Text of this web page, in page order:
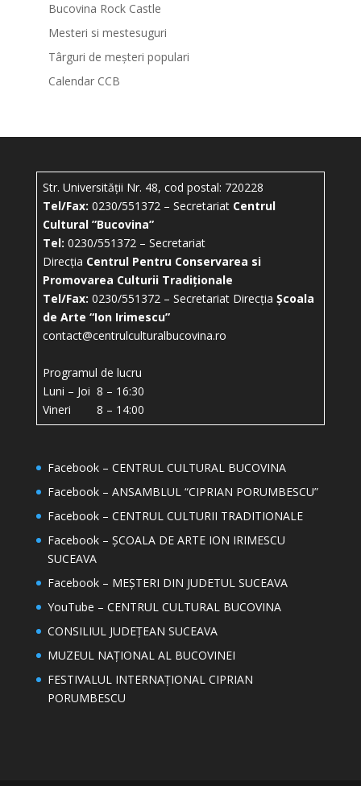
Bucovina Rock Castle
Mesteri si mestesuguri
Târguri de meșteri populari
Calendar CCB
Str. Universității Nr. 48, cod postal: 720228
Tel/Fax: 0230/551372 – Secretariat Centrul
Cultural ”Bucovina”
Tel: 0230/551372 – Secretariat
Direcția Centrul Pentru Conservarea si
Promovarea Culturii Tradiționale
Tel/Fax: 0230/551372 – Secretariat Direcția Școala
de Arte “Ion Irimescu”
contact@centrulculturalbucovina.ro
Programul de lucru
Luni – Joi 8 – 16:30
Vineri 8 – 14:00
Facebook – CENTRUL CULTURAL BUCOVINA
Facebook – ANSAMBLUL “CIPRIAN PORUMBESCU”
Facebook – CENTRUL CULTURII TRADITIONALE
Facebook – ȘCOALA DE ARTE ION IRIMESCU
SUCEAVA
Facebook – MEȘTERI DIN JUDETUL SUCEAVA
YouTube – CENTRUL CULTURAL BUCOVINA
CONSILIUL JUDEȚEAN SUCEAVA
MUZEUL NAȚIONAL AL BUCOVINEI
FESTIVALUL INTERNAȚIONAL CIPRIAN
PORUMBESCU